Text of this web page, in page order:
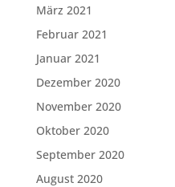
März 2021
Februar 2021
Januar 2021
Dezember 2020
November 2020
Oktober 2020
September 2020
August 2020